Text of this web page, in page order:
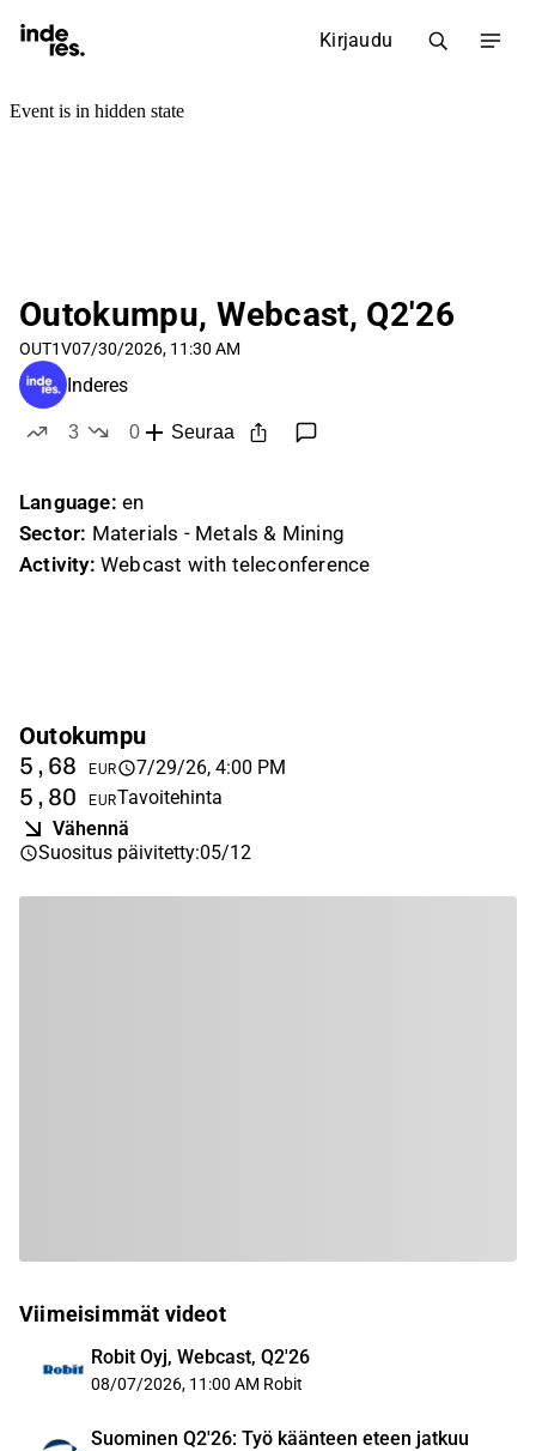
Kirjaudu
Outokumpu, Webcast, Q2'26
OUT1V07/30/2026, 11:30 AM
Inderes
3
0
Seuraa
Language: en
Sector: Materials - Metals & Mining
Activity: Webcast with teleconference
Outokumpu
5,68 EUR 7/29/26, 4:00 PM
5,80 EURTavoitehinta
Vähennä
Suositus päivitetty:05/12
Viimeisimmät videot
Robit Oyj, Webcast, Q2'26
08/07/2026, 11:00 AM Robit
Suominen Q2'26: Työ käänteen eteen jatkuu